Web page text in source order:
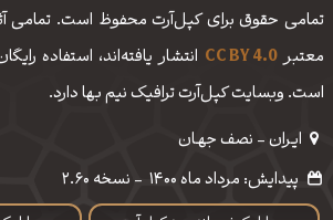
تمامی حقوق برای کپل‌آرت محفوظ است. تمامی
معتبرCC BY 4.0 انتشار یافته‌اند، استفاده
است. وبسایت کپل‌آرت ترافیک نیم بها دارد.
ایـران - نصف جهـان
پیدایش: مرداد ماه 1400 - نسخه 2.60